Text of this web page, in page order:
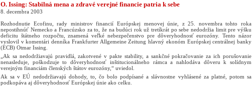
O. Issing: Stabilná mena a zdravé verejné financie patria k sebe
8. decembra 2003
Rozhodnutie Ecofinu, rady ministrov financií Európskej menovej únie, z 25. novembra tohto roka
nepostihnúť Nemecko a Francúzsko za to, že na budúci rok už tretíkrát po sebe nedodržia limit pre výšku
deficitu štátneho rozpočtu, znamená veľké nebezpečenstvo pre dôveryhodnosť eurozóny. Tento názor
vyslovil v komentári denníka Frankfurter Allgemeine Zeitung hlavný ekonóm Európskej centrálnej banky
(ECB) Otmar Issing.
„Ak sa nedodržiavajú pravidlá, zakotvené v pakte stability, a sankčné pokračovanie za ich porušovanie
nenasleduje, poškodzuje to dôveryhodnosť inštitucionálneho rámca a nahlodáva dôveru k solídnym
verejným financiám členských štátov eurozóny,“ uviedol.
Ak sa v EÚ nedodržiavajú dohody, to, čo bolo podpísané a slávnostne vyhlásené za platné, potom sa
podkopáva aj dôveryhodnosť Európskej únie ako celku.